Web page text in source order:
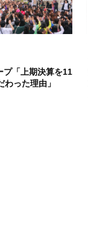
プ「上期決算を11
わった理由」